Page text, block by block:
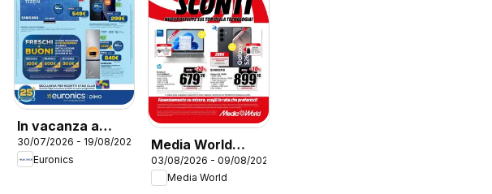
In vacanza a
tasso zero
30/07/2026 - 19/08/2026
Euronics
Media World
volantino
03/08/2026 - 09/08/2026
Media World